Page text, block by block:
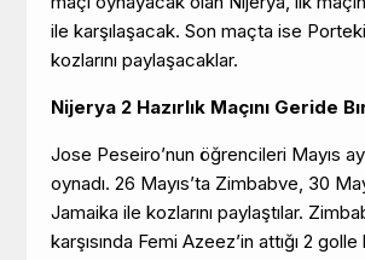
ile karşılaşacak. Son maçta ise
kozlarını paylaşacaklar.
Nijerya 2 Hazırlık Maçını Geride
Jose Peseiro’nun öğrencileri Mayıs
oynadı. 26 Mayıs’ta Zimbabve, 30
Jamaika ile kozlarını paylaştılar.
karşısında Femi Azeez’in attığı 2